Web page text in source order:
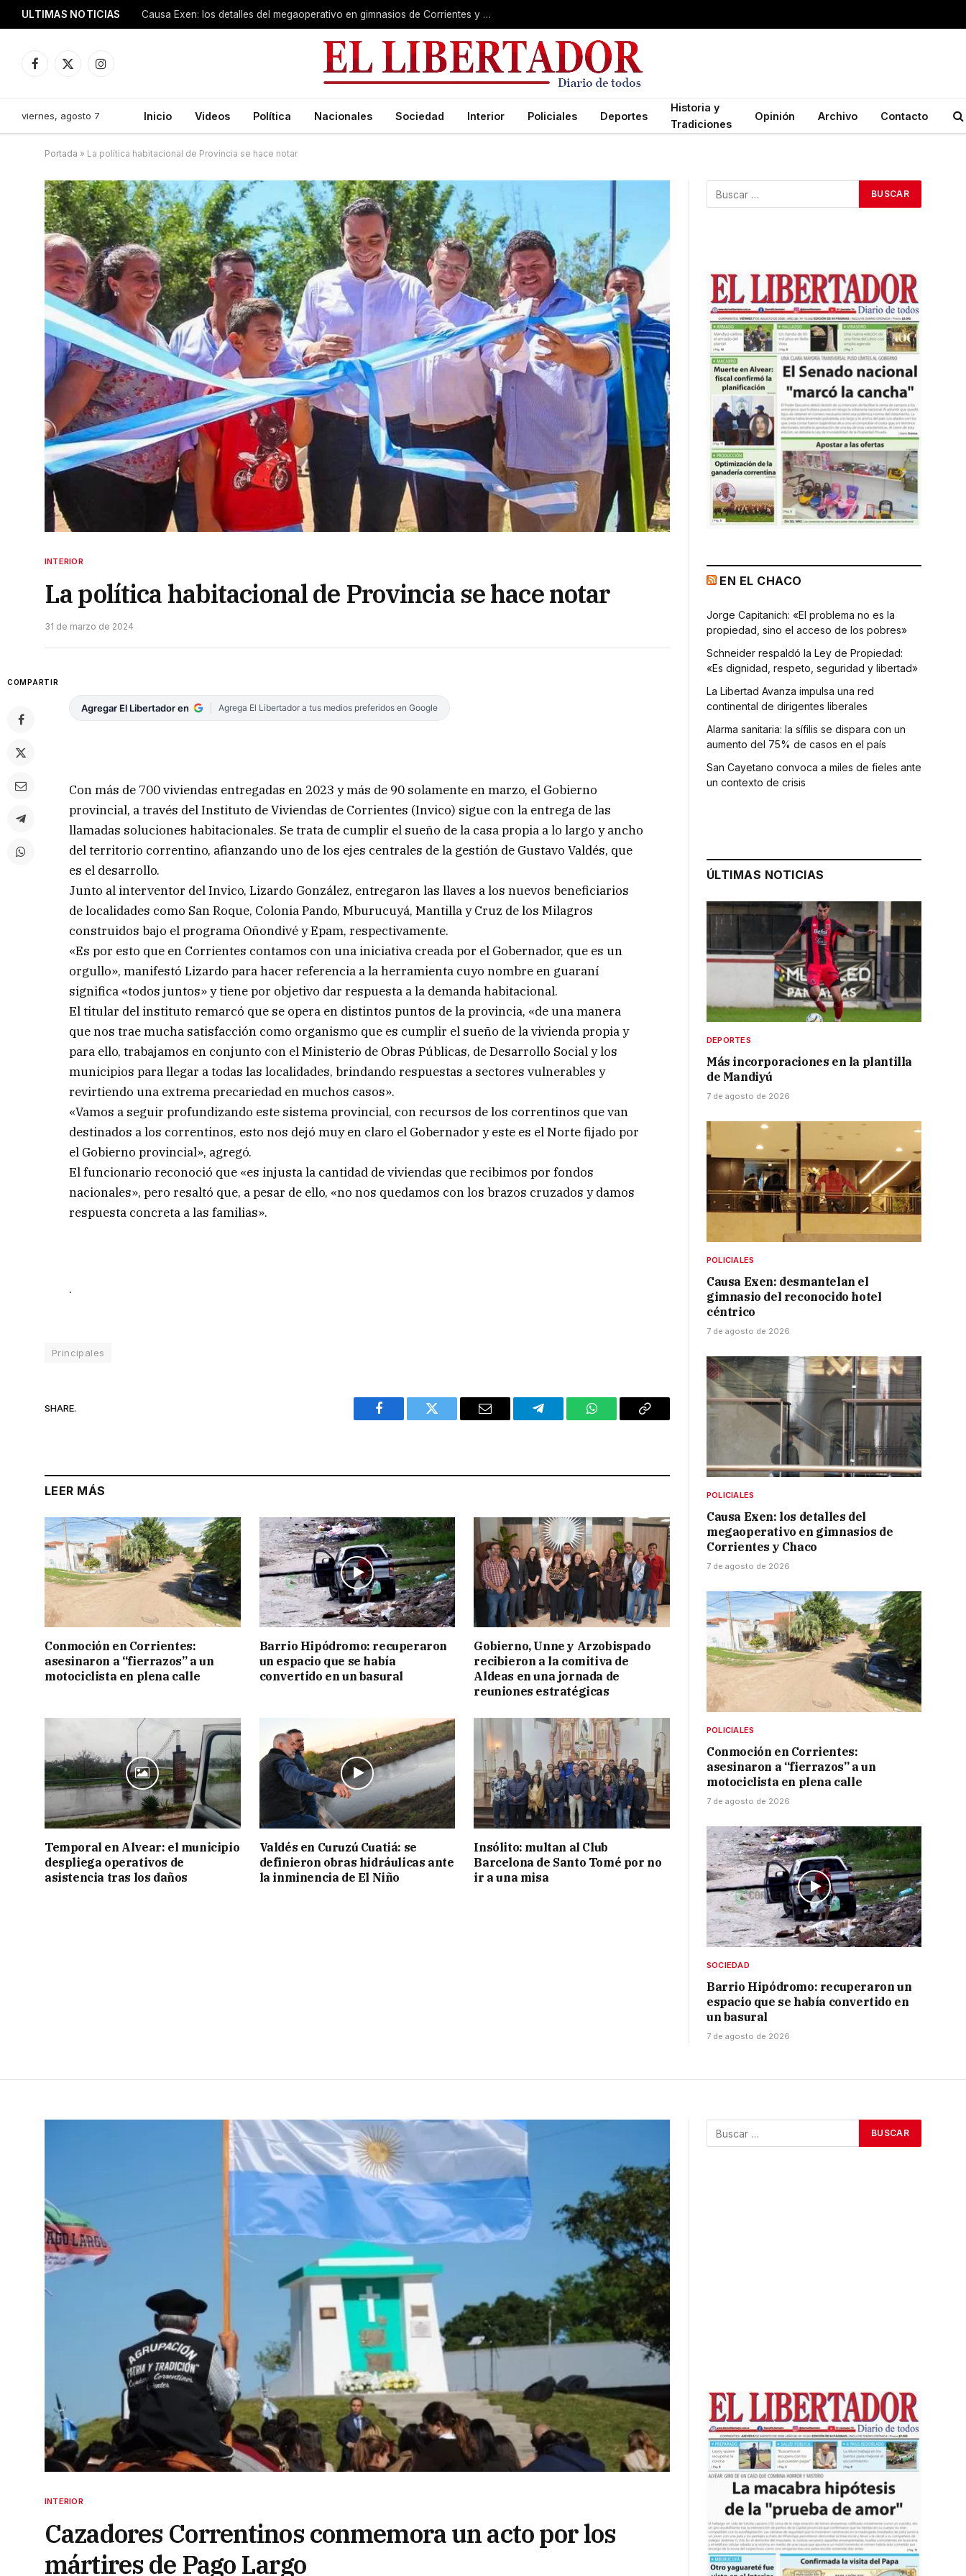
ULTIMAS NOTICIAS Causa Exen: los detalles del megaoperativo en gimnasios de Corrientes y Chaco
Facebook
X
Instagram
viernes, agosto 7 Inicio Videos Política Nacionales Sociedad Interior Policiales Deportes
Historia y
Tradiciones
Opinión Archivo Contacto
Portada » La política habitacional de Provincia se hace notar
INTERIOR
La política habitacional de Provincia se hace notar
31 de marzo de 2024
COMPARTIR
Agregar El Libertador en Agrega El Libertador a tus medios preferidos en Google
Con más de 700 viviendas entregadas en 2023 y más de 90 solamente en marzo, el Gobierno
provincial, a través del Instituto de Viviendas de Corrientes (Invico) sigue con la entrega de las
llamadas soluciones habitacionales. Se trata de cumplir el sueño de la casa propia a lo largo y ancho
del territorio correntino, afianzando uno de los ejes centrales de la gestión de Gustavo Valdés, que
es el desarrollo.
Junto al interventor del Invico, Lizardo González, entregaron las llaves a los nuevos beneficiarios
de localidades como San Roque, Colonia Pando, Mburucuyá, Mantilla y Cruz de los Milagros
construidos bajo el programa Oñondivé y Epam, respectivamente.
«Es por esto que en Corrientes contamos con una iniciativa creada por el Gobernador, que es un
orgullo», manifestó Lizardo para hacer referencia a la herramienta cuyo nombre en guaraní
significa «todos juntos» y tiene por objetivo dar respuesta a la demanda habitacional.
El titular del instituto remarcó que se opera en distintos puntos de la provincia, «de una manera
que nos trae mucha satisfacción como organismo que es cumplir el sueño de la vivienda propia y
para ello, trabajamos en conjunto con el Ministerio de Obras Públicas, de Desarrollo Social y los
municipios para llegar a todas las localidades, brindando respuestas a sectores vulnerables y
revirtiendo una extrema precariedad en muchos casos».
«Vamos a seguir profundizando este sistema provincial, con recursos de los correntinos que van
destinados a los correntinos, esto nos dejó muy en claro el Gobernador y este es el Norte fijado por
el Gobierno provincial», agregó.
El funcionario reconoció que «es injusta la cantidad de viviendas que recibimos por fondos
nacionales», pero resaltó que, a pesar de ello, «no nos quedamos con los brazos cruzados y damos
respuesta concreta a las familias».
.
Principales
SHARE.
Facebook Twitter Email Telegram WhatsAppCopy
LEER MÁS
Conmoción en Corrientes:
asesinaron a “fierrazos” a un
motociclista en plena calle
Barrio Hipódromo: recuperaron
un espacio que se había
convertido en un basural
Gobierno, Unne y Arzobispado
recibieron a la comitiva de
Aldeas en una jornada de
reuniones estratégicas
Temporal en Alvear: el municipio
despliega operativos de
asistencia tras los daños
Valdés en Curuzú Cuatiá: se
definieron obras hidráulicas ante
la inminencia de El Niño
Insólito: multan al Club
Barcelona de Santo Tomé por no
ir a una misa
EN EL CHACO
Jorge Capitanich: «El problema no es la
propiedad, sino el acceso de los pobres»
Schneider respaldó la Ley de Propiedad:
«Es dignidad, respeto, seguridad y libertad»
La Libertad Avanza impulsa una red
continental de dirigentes liberales
Alarma sanitaria: la sífilis se dispara con un
aumento del 75% de casos en el país
San Cayetano convoca a miles de fieles ante
un contexto de crisis
ÚLTIMAS NOTICIAS
DEPORTES
Más incorporaciones en la plantilla
de Mandiyú
7 de agosto de 2026
POLICIALES
Causa Exen: desmantelan el
gimnasio del reconocido hotel
céntrico
7 de agosto de 2026
POLICIALES
Causa Exen: los detalles del
megaoperativo en gimnasios de
Corrientes y Chaco
7 de agosto de 2026
POLICIALES
Conmoción en Corrientes:
asesinaron a “fierrazos” a un
motociclista en plena calle
7 de agosto de 2026
SOCIEDAD
Barrio Hipódromo: recuperaron un
espacio que se había convertido en
un basural
7 de agosto de 2026
INTERIOR
Cazadores Correntinos conmemora un acto por los
mártires de Pago Largo